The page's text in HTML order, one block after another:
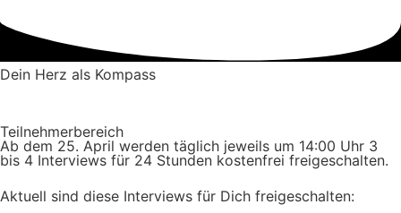
Dein Herz als Kompass
Teilnehmerbereich
Ab dem 25. April werden täglich jeweils um 14:00 Uhr 3
bis 4 Interviews für 24 Stunden kostenfrei freigeschalten.
Aktuell sind diese Interviews für Dich freigeschalten: